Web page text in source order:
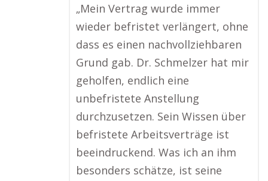
„Mein Vertrag wurde immer
wieder befristet verlängert, ohne
dass es einen nachvollziehbaren
Grund gab. Dr. Schmelzer hat mir
geholfen, endlich eine
unbefristete Anstellung
durchzusetzen. Sein Wissen über
befristete Arbeitsverträge ist
beeindruckend. Was ich an ihm
besonders schätze, ist seine